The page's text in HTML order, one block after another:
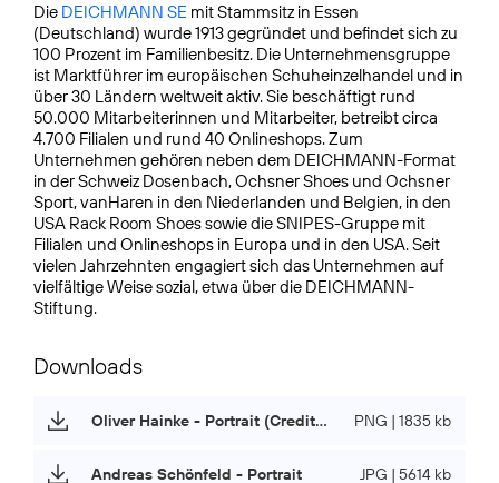
Die DEICHMANN SE mit Stammsitz in Essen
(Deutschland) wurde 1913 gegründet und befindet sich zu
100 Prozent im Familienbesitz. Die Unternehmensgruppe
ist Marktführer im europäischen Schuheinzelhandel und in
über 30 Ländern weltweit aktiv. Sie beschäftigt rund
50.000 Mitarbeiterinnen und Mitarbeiter, betreibt circa
4.700 Filialen und rund 40 Onlineshops. Zum
Unternehmen gehören neben dem DEICHMANN-Format
in der Schweiz Dosenbach, Ochsner Shoes und Ochsner
Sport, vanHaren in den Niederlanden und Belgien, in den
USA Rack Room Shoes sowie die SNIPES-Gruppe mit
Filialen und Onlineshops in Europa und in den USA. Seit
vielen Jahrzehnten engagiert sich das Unternehmen auf
vielfältige Weise sozial, etwa über die DEICHMANN-
Stiftung.
Downloads
Oliver Hainke - Portrait (Credits: DEICHMANN SE) PNG | 1835 kb
Andreas Schönfeld - Portrait JPG | 5614 kb